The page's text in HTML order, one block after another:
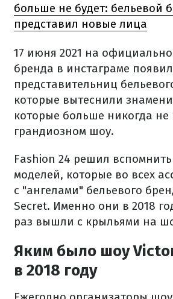
больше не будет: бельевой
представил новые лица
17 июня 2021 на
бренда в инстаграме
представительниц
которые вытеснили
которые больше никогда не
грандиозном шоу.
Fashion 24 решил
моделей, которые во всех
с "ангелами" бельевого
Secret. Именно они в 2018
раз вышли с крыльями на
Яким было шоу
в 2018 году